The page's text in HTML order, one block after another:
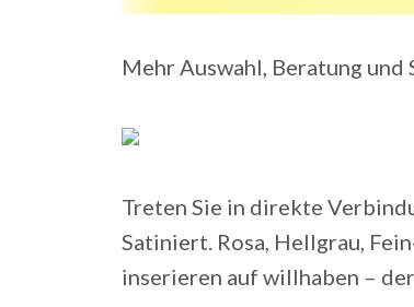
Mehr Auswahl, Beratung und
Treten Sie in direkte
Satiniert. Rosa, Hellgrau,
inserieren auf willhaben –